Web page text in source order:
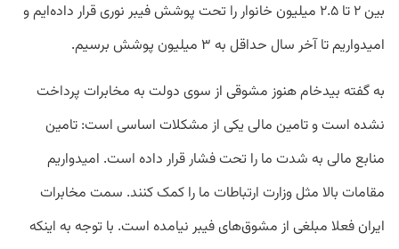
بین ۲ تا ۲.۵ میلیون خانوار را تحت پوشش فیبر نوری قرار داده‌ایم و
امیدواریم تا آخر سال حداقل به ۳ میلیون پوشش برسیم.
به گفته بیدخام هنوز مشوقی از سوی دولت به مخابرات پرداخت
نشده است و تامین مالی یکی از مشکلات اساسی است: تامین
منابع مالی به شدت ما را تحت فشار قرار داده است. امیدواریم
مقامات بالا مثل وزارت ارتباطات ما را کمک کنند. سمت مخابرات
ایران فعلا مبلغی از مشوق‌های فیبر نیامده است. با توجه به اینکه